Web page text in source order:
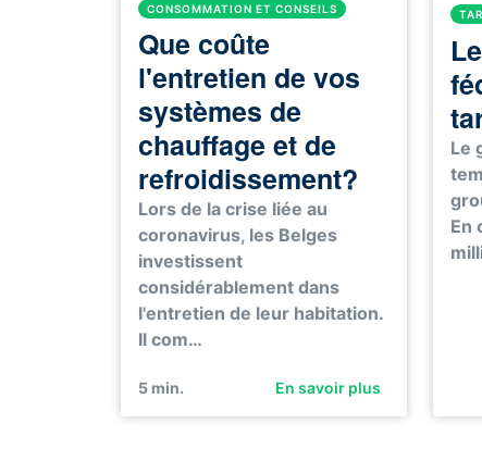
CONSOMMATION ET CONSEILS
Que coûte
l'entretien de vos
systèmes de
chauffage et de
refroidissement?
Lors de la crise liée au
coronavirus, les Belges
investissent
considérablement dans
l'entretien de leur habitation.
Il com…
5 min. En savoir plus
Le
En